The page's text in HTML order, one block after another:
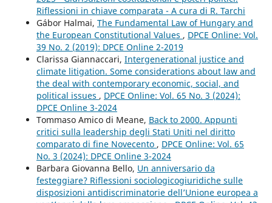
Riflessioni in chiave comparata - A cura di R. Tarchi
Gábor Halmai, The Fundamental Law of Hungary and
the European Constitutional Values , DPCE Online: Vol.
39 No. 2 (2019): DPCE Online 2-2019
Clarissa Giannaccari, Intergenerational justice and
climate litigation. Some considerations about law and
the deal with contemporary economic, social, and
political issues , DPCE Online: Vol. 65 No. 3 (2024):
DPCE Online 3-2024
Tommaso Amico di Meane, Back to 2000. Appunti
critici sulla leadership degli Stati Uniti nel diritto
comparato di fine Novecento , DPCE Online: Vol. 65
No. 3 (2024): DPCE Online 3-2024
Barbara Giovanna Bello, Un anniversario da
festeggiare? Riflessioni sociologicogiuridiche sulle
disposizioni antidiscriminatorie dell’Unione europea a